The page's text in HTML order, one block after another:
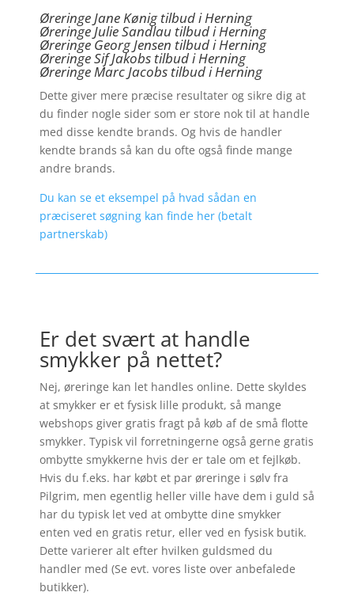
Øreringe Jane Kønig tilbud i Herning
Øreringe Julie Sandlau tilbud i Herning
Øreringe Georg Jensen tilbud i Herning
ØreringeSif Jakobs tilbud i Herning
Øreringe Marc Jacobs tilbud i Herning
Dette giver mere præcise resultater og sikre dig at
du finder nogle sider som er store nok til at handle
med disse kendte brands. Og hvis de handler
kendte brands så kan du ofte også finde mange
andre brands.
Du kan se et eksempel på hvad sådan en
præciseret søgning kan finde her (betalt
partnerskab)
Er det svært at handle
smykker på nettet?
Nej, øreringe kan let handles online. Dette skyldes
at smykker er et fysisk lille produkt, så mange
webshops giver gratis fragt på køb af de små flotte
smykker. Typisk vil forretningerne også gerne gratis
ombytte smykkerne hvis der er tale om et fejlkøb.
Hvis du f.eks. har købt et par øreringe i sølv fra
Pilgrim, men egentlig heller ville have dem i guld så
har du typisk let ved at ombytte dine smykker
enten ved en gratis retur, eller ved en fysisk butik.
Dette varierer alt efter hvilken guldsmed du
handler med (Se evt. vores liste over anbefalede
butikker).